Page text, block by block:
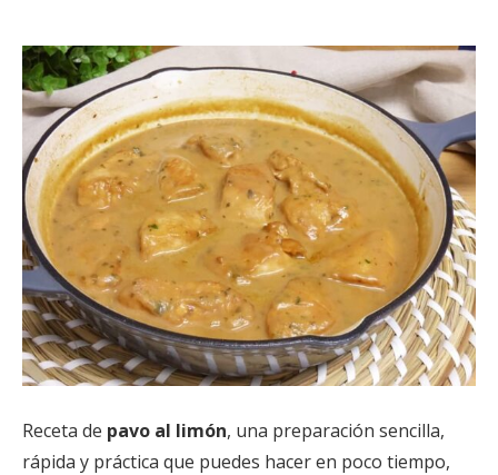
Receta de pavo al limón, una preparación sencilla,
rápida y práctica que puedes hacer en poco tiempo,